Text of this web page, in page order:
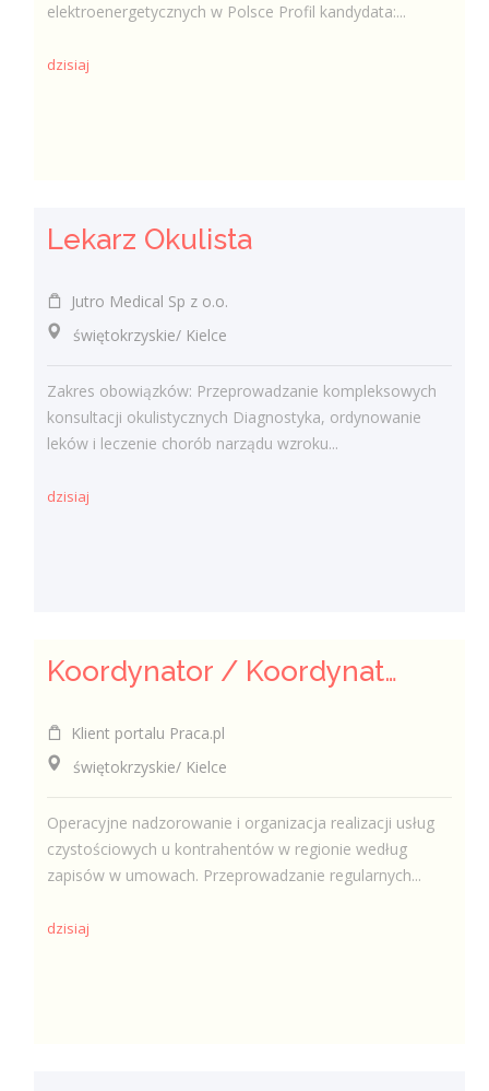
elektroenergetycznych w Polsce Profil kandydata:...
dzisiaj
Lekarz Okulista
Jutro Medical Sp z o.o.
świętokrzyskie/ Kielce
Zakres obowiązków: Przeprowadzanie kompleksowych
konsultacji okulistycznych Diagnostyka, ordynowanie
leków i leczenie chorób narządu wzroku...
dzisiaj
Koordynator / Koordynatorka Usług Serwisowych i Zespołów Terenowych
Klient portalu Praca.pl
świętokrzyskie/ Kielce
Operacyjne nadzorowanie i organizacja realizacji usług
czystościowych u kontrahentów w regionie według
zapisów w umowach. Przeprowadzanie regularnych...
dzisiaj